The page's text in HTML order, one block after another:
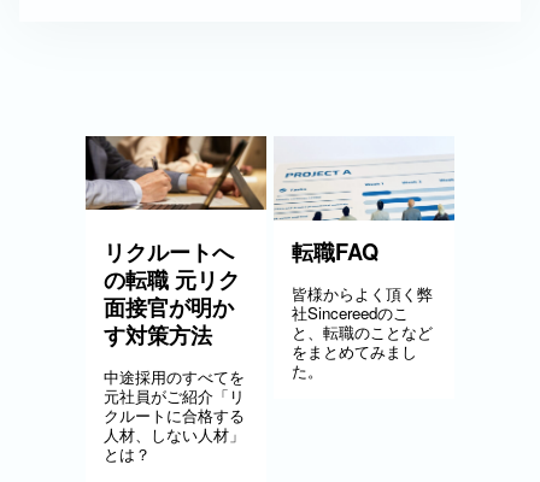
リクルートへ
の転職 元リク
面接官が明か
す対策方法
中途採用のすべてを
元社員がご紹介「リ
クルートに合格する
人材、しない人材」
とは？
転職FAQ
皆様からよく頂く弊
社Sincereedのこ
と、転職のことなど
をまとめてみまし
た。